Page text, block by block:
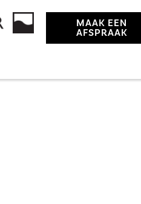
MAAK EEN
AFSPRAAK